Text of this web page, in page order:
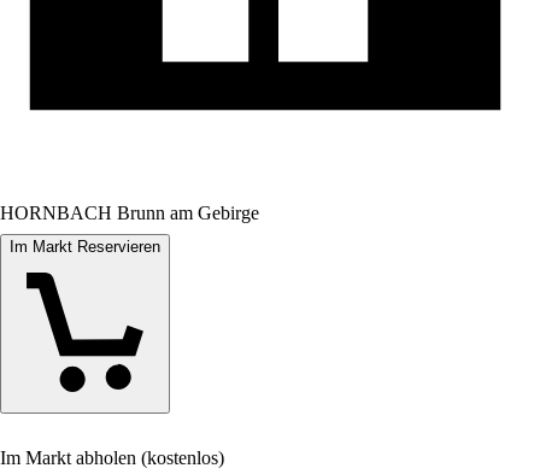
HORNBACH Brunn am Gebirge
Im Markt Reservieren
Im Markt abholen (kostenlos)